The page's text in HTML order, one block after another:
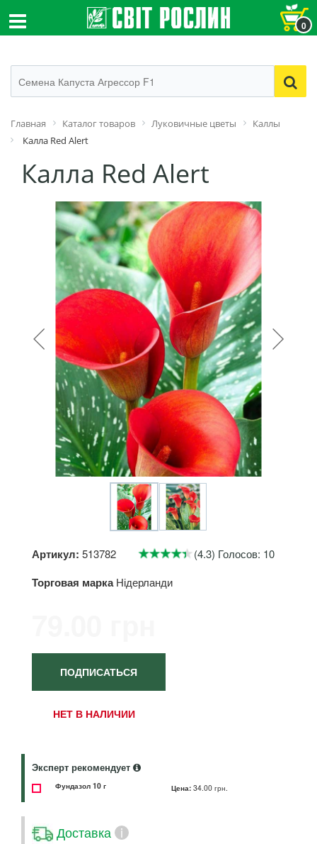
0
Главная Каталог товаров Луковичные цветы
Каллы
Калла Red Alert
Калла Red Alert
Артикул: 513782 (4.3) Голосов: 10
Торговая марка Нідерланди
ПОДПИСАТЬСЯ
НЕТ В НАЛИЧИИ
Эксперт рекомендует
Фундазол 10 г Цена: 34.00 грн.
Доставка i